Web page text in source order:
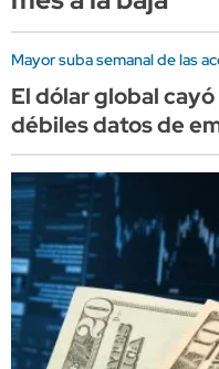
Mayor suba semanal de las
El dólar global
débiles datos de